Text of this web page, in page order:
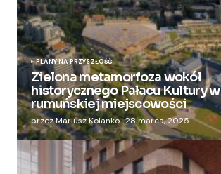
PLANY NA PRZYSZŁOŚĆ
Zielona metamorfoza wokół
historycznego Pałacu Kultury w
rumuńskiej miejscowości
przez Mariusz Kolanko 28 marca, 2025